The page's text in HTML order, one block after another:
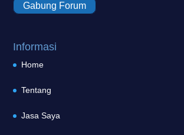
Gabung Forum
Informasi
Home
Tentang
Jasa Saya